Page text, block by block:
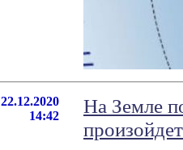
22.12.2020
14:42
На Земле
произойдет